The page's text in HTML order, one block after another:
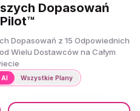
Dopasowań
Dopasowań z 15 Odpowiednich
Wielu Dostawców na Całym
AI Wszystkie Plany